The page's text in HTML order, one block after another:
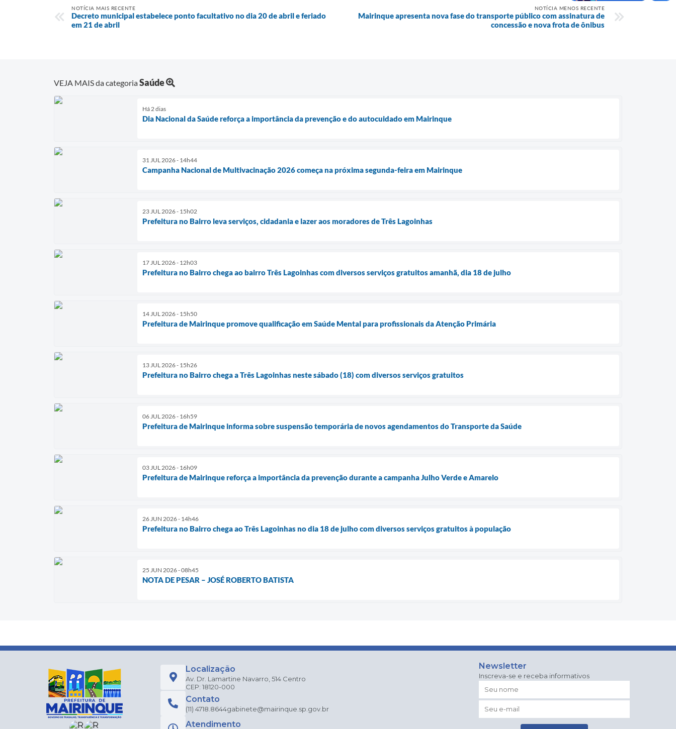
NOTÍCIA MAIS RECENTE
Decreto municipal estabelece ponto facultativo no dia 20 de abril e feriado
em 21 de abril
NOTÍCIA MENOS RECENTE
Mairinque apresenta nova fase do transporte público com assinatura de
concessão e nova frota de ônibus
VEJA MAIS da categoriaSaúde
Há 2 dias
Dia Nacional da Saúde reforça a importância da prevenção e do autocuidado em Mairinque
31 JUL 2026 - 14h44
Campanha Nacional de Multivacinação 2026 começa na próxima segunda-feira em Mairinque
23 JUL 2026 - 15h02
Prefeitura no Bairro leva serviços, cidadania e lazer aos moradores de Três Lagoinhas
17 JUL 2026 - 12h03
Prefeitura no Bairro chega ao bairro Três Lagoinhas com diversos serviços gratuitos amanhã, dia 18 de julho
14 JUL 2026 - 15h50
Prefeitura de Mairinque promove qualificação em Saúde Mental para profissionais da Atenção Primária
13 JUL 2026 - 15h26
Prefeitura no Bairro chega a Três Lagoinhas neste sábado (18) com diversos serviços gratuitos
06 JUL 2026 - 16h59
Prefeitura de Mairinque informa sobre suspensão temporária de novos agendamentos do Transporte da Saúde
03 JUL 2026 - 16h09
Prefeitura de Mairinque reforça a importância da prevenção durante a campanha Julho Verde e Amarelo
26 JUN 2026 - 14h46
Prefeitura no Bairro chega ao Três Lagoinhas no dia 18 de julho com diversos serviços gratuitos à população
25 JUN 2026 - 08h45
NOTA DE PESAR – JOSÉ ROBERTO BATISTA
Localização
Av. Dr. Lamartine Navarro, 514 Centro
CEP: 18120-000
Contato
(11) 4718.8644gabinete@mairinque.sp.gov.br
Atendimento
Newsletter
Inscreva-se e receba informativos